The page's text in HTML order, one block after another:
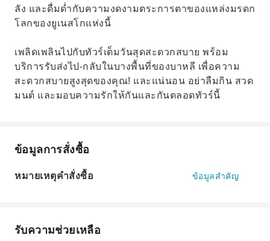
ลัง และดื่มด่ำกับความงดงามตระการตาของแหล่งมรดก
โลกของยูเนสโกแห่งนี้
เพลิดเพลินไปกับทัวร์เต็มวันสุดสะดวกสบาย พร้อม
บริการรับส่งไป-กลับในบางพื้นที่ของบาหลี เพื่อความ
สะดวกสบายสูงสุดของคุณ! และแน่นอน อย่าลืมกิน สวด
มนต์ และมอบความรักให้กันและกันตลอดทัวร์นี้
ข้อมูลการสั่งซื้อ
หมายเหตุคำสั่งซื้อ ข้อมูลสำคัญ
รับความช่วยเหลือ